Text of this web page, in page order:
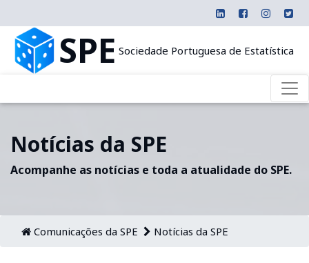
SPE Sociedade Portuguesa de Estatística
Notícias da SPE
Acompanhe as notícias e toda a atualidade do SPE.
Comunicações da SPE Notícias da SPE